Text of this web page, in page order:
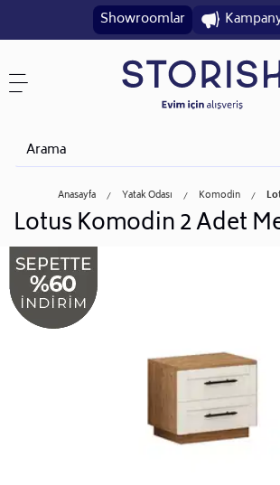
Showroomlar
Anasayfa Yatak Odası Komodin
Lotus Komodin 2 Adet